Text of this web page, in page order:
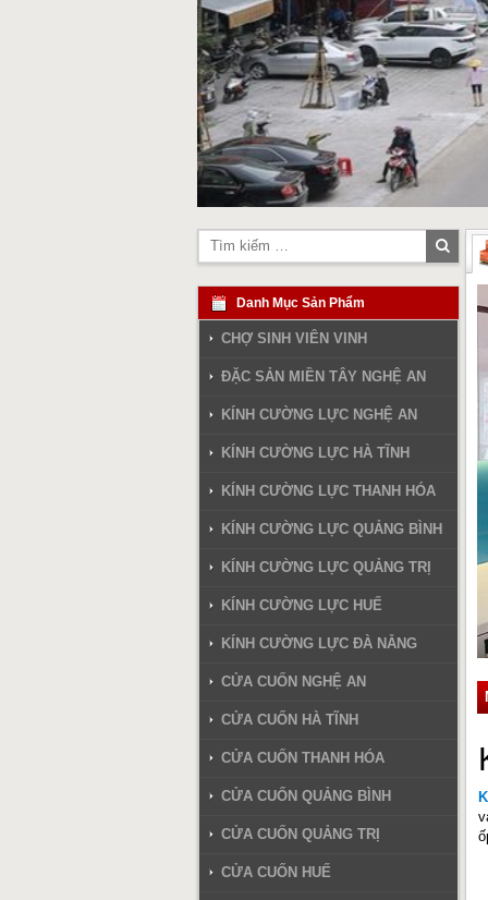
Tìm
kiếm
Danh Mục Sản Phẩm
CHỢ SINH VIÊN VINH
ĐẶC SẢN MIỀN TÂY NGHỆ AN
KÍNH CƯỜNG LỰC NGHỆ AN
KÍNH CƯỜNG LỰC HÀ TĨNH
KÍNH CƯỜNG LỰC THANH HÓA
KÍNH CƯỜNG LỰC QUẢNG BÌNH
KÍNH CƯỜNG LỰC QUẢNG TRỊ
KÍNH CƯỜNG LỰC HUẾ
KÍNH CƯỜNG LỰC ĐÀ NẴNG
CỬA CUỐN NGHỆ AN
CỬA CUỐN HÀ TĨNH
CỬA CUỐN THANH HÓA
CỬA CUỐN QUẢNG BÌNH
CỬA CUỐN QUẢNG TRỊ
CỬA CUỐN HUẾ